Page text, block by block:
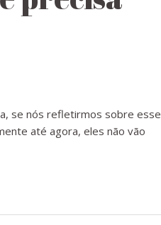
se nós refletirmos sobre esse
até agora, eles não vão